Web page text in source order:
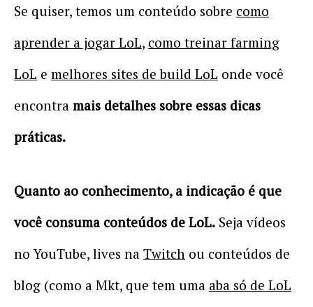
Se quiser, temos um conteúdo sobre como
aprender a jogar LoL, como treinar farming
LoL e melhores sites de build LoL onde você
encontra mais detalhes sobre essas dicas
práticas.
Quanto ao conhecimento, a indicação é que
você consuma conteúdos de LoL. Seja vídeos
no YouTube, lives na Twitch ou conteúdos de
blog (como a Mkt, que tem uma aba só de LoL